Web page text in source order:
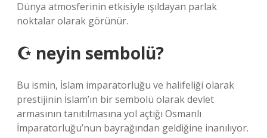
Dünya atmosferinin etkisiyle ışıldayan parlak
noktalar olarak görünür.
☪ neyin sembolü?
Bu ismin, İslam imparatorluğu ve halifeliği olarak
prestijinin İslam’ın bir sembolü olarak devlet
armasının tanıtılmasına yol açtığı Osmanlı
İmparatorluğu’nun bayrağından geldiğine inanılıyor.